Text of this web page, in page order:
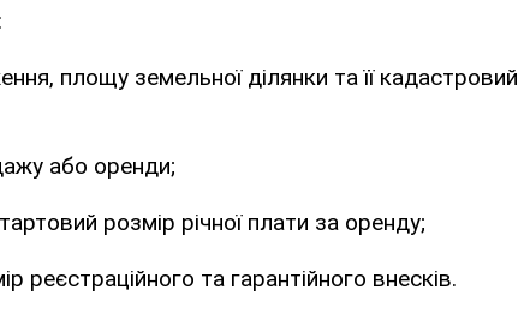
площу земельної ділянки та її кадастровий
або оренди;
розмір річної плати за оренду;
реєстраційного та гарантійного внесків.